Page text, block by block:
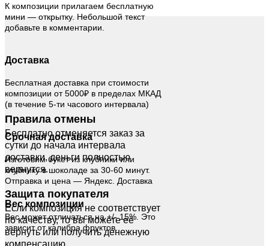
К композиции прилагаем бесплатную
мини — открытку. Небольшой текст
добавьте в комментарии.
Доставка
Бесплатная доставка при стоимости
композиции от 5000₽ в пределах МКАД
(в течение 5-ти часового интервала)
Срочная доставка
Изготовим букет из клубники или
клубнику в шоколаде за 30-60 минут.
Отправка и цена — Яндекс. Доставка
Вес композиции
Вес может отличаться на +/- 15%. Это
зависит от калибра фруктов.
Правила отмены
Бесплатно отменяется заказ за
сутки до начала интервала
доставки, деньги полностью
вернутся.
Защита покупателя
Если композиция не соответствует
по качеству, то вы можете её
вернуть или получить денежную
компенсацию.